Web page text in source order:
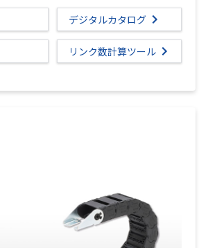
デジタルカタログ
リンク数計算ツール